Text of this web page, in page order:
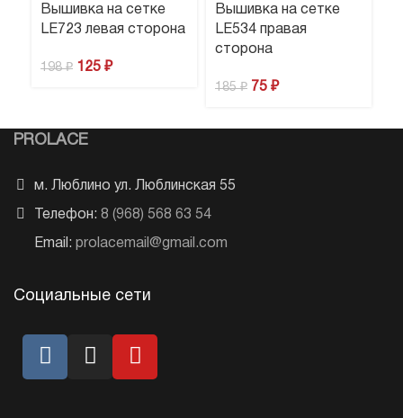
Вышивка на сетке
LE723 левая сторона
198₽ 125 ₽
Вышивка на сетке
LE534 правая
сторона
185₽ 75 ₽
PROLACE
м. Люблино ул. Люблинская 55
Телефон: 8 (968) 568 63 54
Email: prolacemail@gmail.com
Социальные сети